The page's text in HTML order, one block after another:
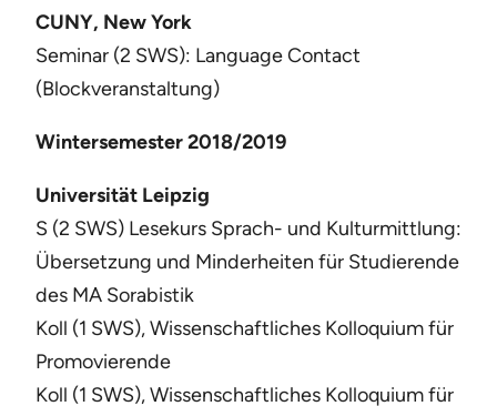
CUNY, New York
Seminar (2 SWS): Language Contact
(Blockveranstaltung)
Wintersemester 2018/2019
Universität Leipzig
S (2 SWS) Lesekurs Sprach- und Kulturmittlung:
Übersetzung und Minderheiten für Studierende
des MA Sorabistik
Koll (1 SWS), Wissenschaftliches Kolloquium für
Promovierende
Koll (1 SWS), Wissenschaftliches Kolloquium für